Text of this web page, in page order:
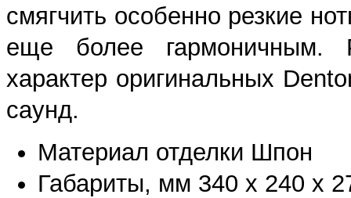
смягчить особенно резкие
еще более гармоничным.
характер оригинальных
саунд.
Материал отделки Шпон
Габариты, мм 340 x 240 x